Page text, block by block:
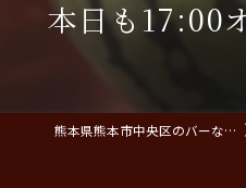
本日も17:00
熊本県熊本市中央区のバーならCoBar